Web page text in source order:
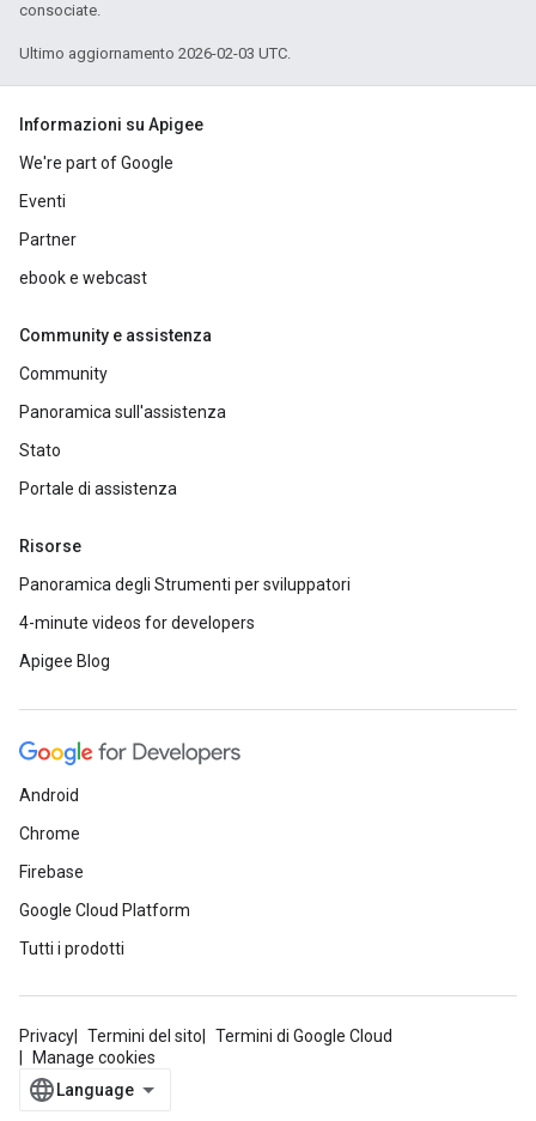
consociate.
Ultimo aggiornamento 2026-02-03 UTC.
Informazioni su Apigee
We're part of Google
Eventi
Partner
ebook e webcast
Community e assistenza
Community
Panoramica sull'assistenza
Stato
Portale di assistenza
Risorse
Panoramica degli Strumenti per sviluppatori
4-minute videos for developers
Apigee Blog
Android
Chrome
Firebase
Google Cloud Platform
Tutti i prodotti
Privacy Termini del sito
Termini di Google Cloud
Manage cookies